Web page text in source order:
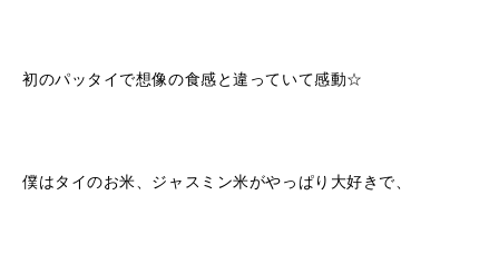
初のパッタイで想像の食感と違っていて感動☆
僕はタイのお米、ジャスミン米がやっぱり大好きで、